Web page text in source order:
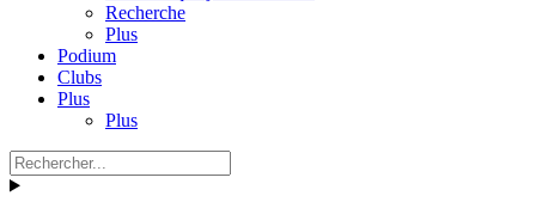
Recherche
Plus
Podium
Clubs
Plus
Plus